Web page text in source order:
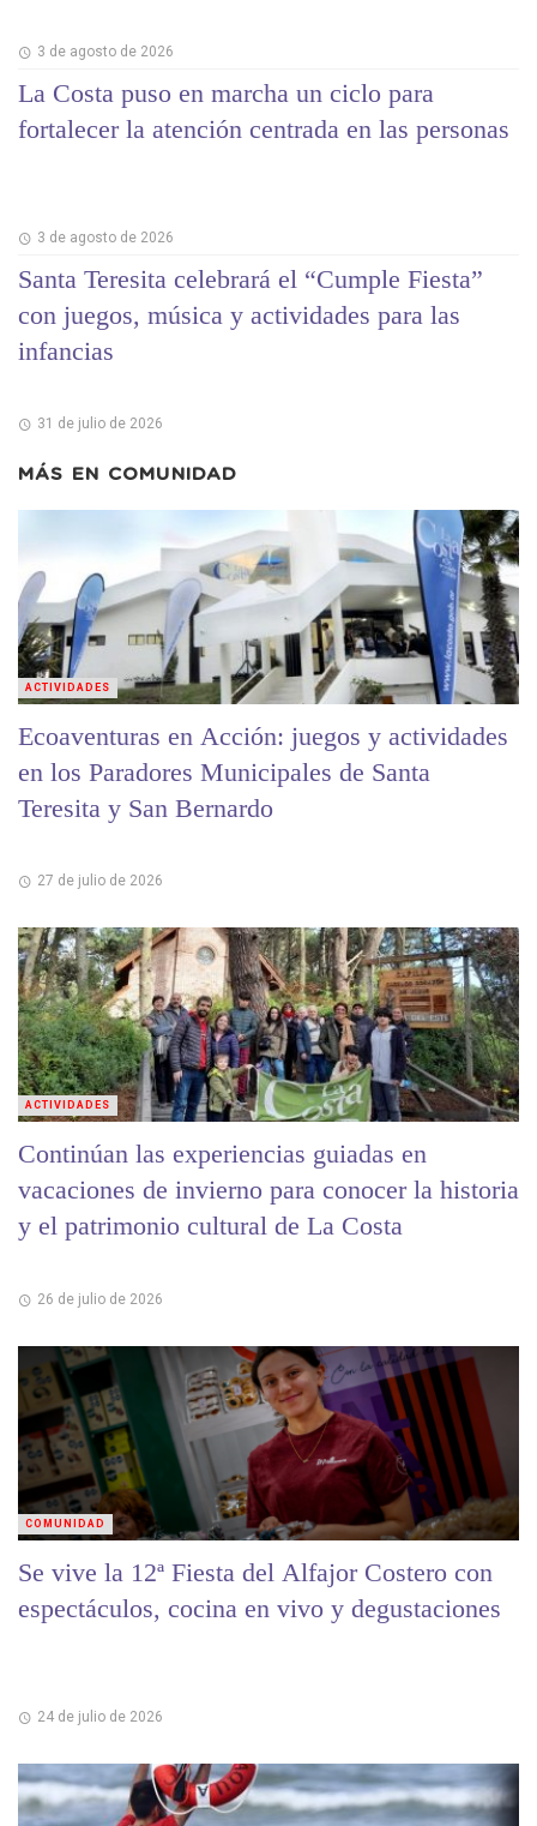
3 de agosto de 2026
La Costa puso en marcha un ciclo para
fortalecer la atención centrada en las personas
3 de agosto de 2026
Santa Teresita celebrará el “Cumple Fiesta”
con juegos, música y actividades para las
infancias
31 de julio de 2026
MÁS EN COMUNIDAD
Ecoaventuras en Acción: juegos y actividades
en los Paradores Municipales de Santa
Teresita y San Bernardo
27 de julio de 2026
ACTIVIDADES
Continúan las experiencias guiadas en
vacaciones de invierno para conocer la historia
y el patrimonio cultural de La Costa
26 de julio de 2026
ACTIVIDADES
Se vive la 12ª Fiesta del Alfajor Costero con
espectáculos, cocina en vivo y degustaciones
24 de julio de 2026
COMUNIDAD